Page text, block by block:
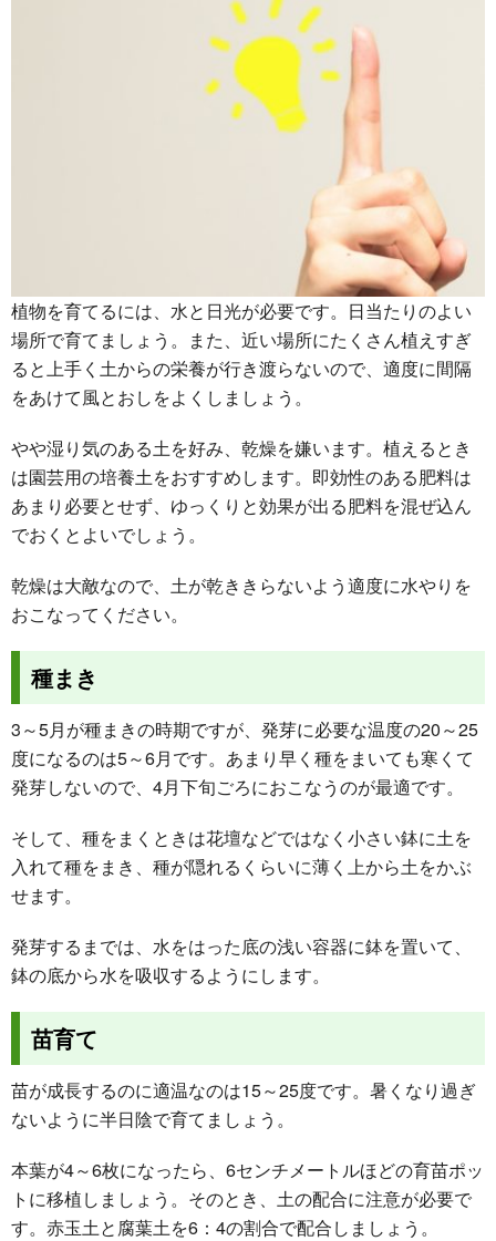
植物を育てるには、水と日光が必要です。日当たりのよい
場所で育てましょう。また、近い場所にたくさん植えすぎ
ると上手く土からの栄養が行き渡らないので、適度に間隔
をあけて風とおしをよくしましょう。
やや湿り気のある土を好み、乾燥を嫌います。植えるとき
は園芸用の培養土をおすすめします。即効性のある肥料は
あまり必要とせず、ゆっくりと効果が出る肥料を混ぜ込ん
でおくとよいでしょう。
乾燥は大敵なので、土が乾ききらないよう適度に水やりを
おこなってください。
種まき
3～5月が種まきの時期ですが、発芽に必要な温度の20～25
度になるのは5～6月です。あまり早く種をまいても寒くて
発芽しないので、4月下旬ごろにおこなうのが最適です。
そして、種をまくときは花壇などではなく小さい鉢に土を
入れて種をまき、種が隠れるくらいに薄く上から土をかぶ
せます。
発芽するまでは、水をはった底の浅い容器に鉢を置いて、
鉢の底から水を吸収するようにします。
苗育て
苗が成長するのに適温なのは15～25度です。暑くなり過ぎ
ないように半日陰で育てましょう。
本葉が4～6枚になったら、6センチメートルほどの育苗ポッ
トに移植しましょう。そのとき、土の配合に注意が必要で
す。赤玉土と腐葉土を6：4の割合で配合しましょう。